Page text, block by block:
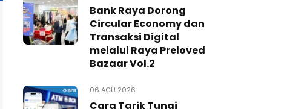
Bank Raya Dorong
Circular Economy dan
Transaksi Digital
melalui Raya Preloved
Bazaar Vol.2
06 AGU 2026
Cara Tarik Tunai